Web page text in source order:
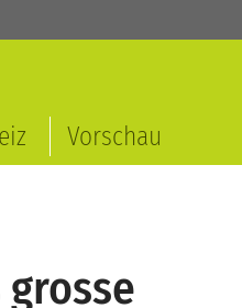
Vorschau
grosse